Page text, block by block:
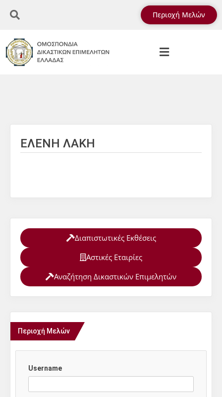
Περιοχή Μελών
ΕΛΕΝΗ ΛΑΚΗ
Διαπιστωτικές Εκθέσεις
Αστικές Εταιρίες
Αναζήτηση Δικαστικών Επιμελητών
Περιοχή Μελών
Username